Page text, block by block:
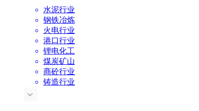
水泥行业
钢铁冶炼
火电行业
港口行业
锂电化工
煤炭矿山
商砼行业
铸造行业